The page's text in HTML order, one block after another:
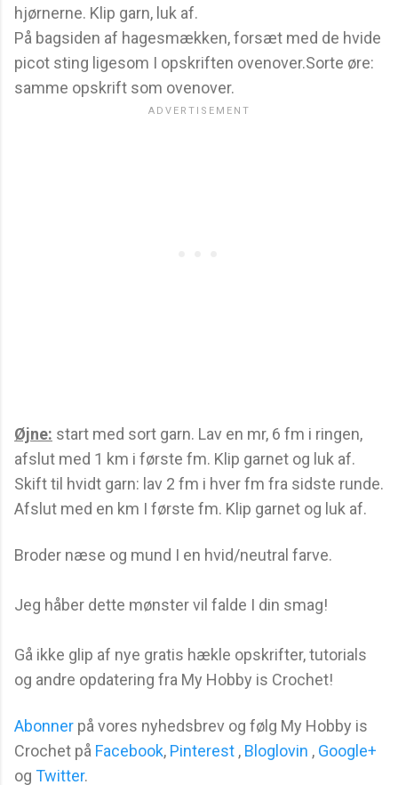
hjørnerne. Klip garn, luk af.
På bagsiden af hagesmækken, forsæt med de hvide
picot sting ligesom I opskriften ovenover.Sorte øre:
samme opskrift som ovenover.
Øjne: start med sort garn. Lav en mr, 6 fm i ringen,
afslut med 1 km i første fm. Klip garnet og luk af.
Skift til hvidt garn: lav 2 fm i hver fm fra sidste runde.
Afslut med en km I første fm. Klip garnet og luk af.
Broder næse og mund I en hvid/neutral farve.
Jeg håber dette mønster vil falde I din smag!
Gå ikke glip af nye gratis hækle opskrifter, tutorials
og andre opdatering fra My Hobby is Crochet!
Abonner på vores nyhedsbrev og følg My Hobby is
Crochet på Facebook, Pinterest , Bloglovin , Google+
og Twitter.